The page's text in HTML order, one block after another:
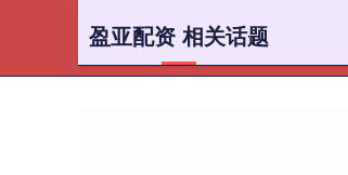
盈亚配资 相关话题